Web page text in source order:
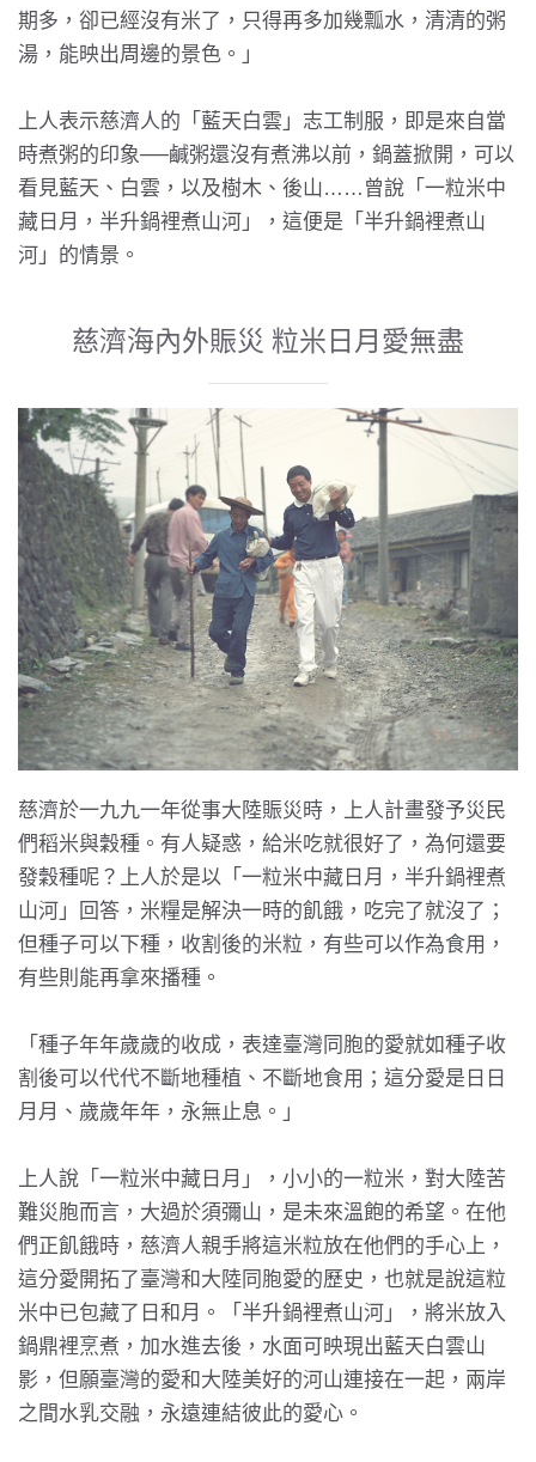
期多，卻已經沒有米了，只得再多加幾瓢水，清清的粥
湯，能映出周邊的景色。」
上人表示慈濟人的「藍天白雲」志工制服，即是來自當
時煮粥的印象──鹹粥還沒有煮沸以前，鍋蓋掀開，可以
看見藍天、白雲，以及樹木、後山……曾說「一粒米中
藏日月，半升鍋裡煮山河」，這便是「半升鍋裡煮山
河」的情景。
慈濟海內外賑災 粒米日月愛無盡
慈濟於一九九一年從事大陸賑災時，上人計畫發予災民
們稻米與穀種。有人疑惑，給米吃就很好了，為何還要
發穀種呢？上人於是以「一粒米中藏日月，半升鍋裡煮
山河」回答，米糧是解決一時的飢餓，吃完了就沒了；
但種子可以下種，收割後的米粒，有些可以作為食用，
有些則能再拿來播種。
「種子年年歲歲的收成，表達臺灣同胞的愛就如種子收
割後可以代代不斷地種植、不斷地食用；這分愛是日日
月月、歲歲年年，永無止息。」
上人說「一粒米中藏日月」，小小的一粒米，對大陸苦
難災胞而言，大過於須彌山，是未來溫飽的希望。在他
們正飢餓時，慈濟人親手將這米粒放在他們的手心上，
這分愛開拓了臺灣和大陸同胞愛的歷史，也就是說這粒
米中已包藏了日和月。「半升鍋裡煮山河」，將米放入
鍋鼎裡烹煮，加水進去後，水面可映現出藍天白雲山
影，但願臺灣的愛和大陸美好的河山連接在一起，兩岸
之間水乳交融，永遠連結彼此的愛心。